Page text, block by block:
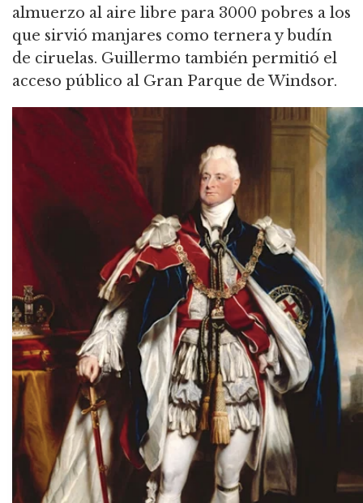
almuerzo al aire libre para 3000 pobres a los
que sirvió manjares como ternera y budín
de ciruelas. Guillermo también permitió el
acceso público al Gran Parque de Windsor.